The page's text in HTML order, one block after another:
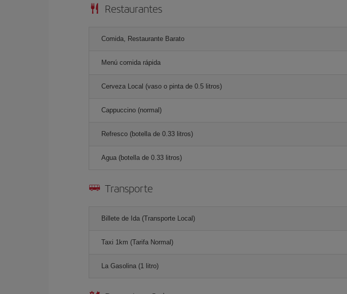
Restaurantes
Comida, Restaurante Barato
Menú comida rápida
Cerveza Local (vaso o pinta de 0.5 litros)
Cappuccino (normal)
Refresco (botella de 0.33 litros)
Agua (botella de 0.33 litros)
Transporte
Billete de Ida (Transporte Local)
Taxi 1km (Tarifa Normal)
La Gasolina (1 litro)